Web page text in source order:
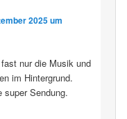
2025 um
nur die Musik und
im Hintergrund.
super Sendung.